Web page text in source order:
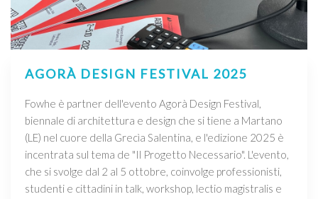
AGORÀ DESIGN FESTIVAL 2025
Fowhe è partner dell'evento Agorà Design Festival,
biennale di architettura e design che si tiene a Martano
(LE) nel cuore della Grecìa Salentina, e l'edizione 2025 è
incentrata sul tema de "Il Progetto Necessario". L'evento,
che si svolge dal 2 al 5 ottobre, coinvolge professionisti,
studenti e cittadini in talk, workshop, lectio magistralis e